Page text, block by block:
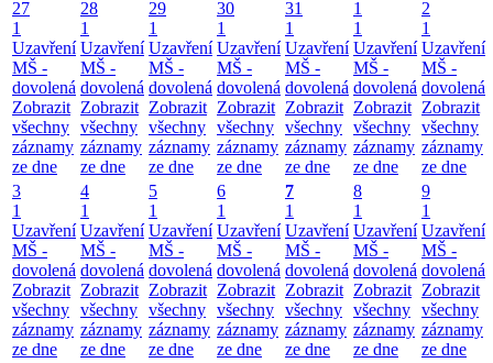
27
1
Uzavření
MŠ -
dovolená
Zobrazit
všechny
záznamy
ze dne
28
1
Uzavření
MŠ -
dovolená
Zobrazit
všechny
záznamy
ze dne
29
1
Uzavření
MŠ -
dovolená
Zobrazit
všechny
záznamy
ze dne
30
1
Uzavření
MŠ -
dovolená
Zobrazit
všechny
záznamy
ze dne
31
1
Uzavření
MŠ -
dovolená
Zobrazit
všechny
záznamy
ze dne
1
1
Uzavření
MŠ -
dovolená
Zobrazit
všechny
záznamy
ze dne
2
1
Uzavření
MŠ -
dovolená
Zobrazit
všechny
záznamy
ze dne
3
1
Uzavření
MŠ -
dovolená
Zobrazit
všechny
záznamy
ze dne
4
1
Uzavření
MŠ -
dovolená
Zobrazit
všechny
záznamy
ze dne
5
1
Uzavření
MŠ -
dovolená
Zobrazit
všechny
záznamy
ze dne
6
1
Uzavření
MŠ -
dovolená
Zobrazit
všechny
záznamy
ze dne
7
1
Uzavření
MŠ -
dovolená
Zobrazit
všechny
záznamy
ze dne
8
1
Uzavření
MŠ -
dovolená
Zobrazit
všechny
záznamy
ze dne
9
1
Uzavření
MŠ -
dovolená
Zobrazit
všechny
záznamy
ze dne